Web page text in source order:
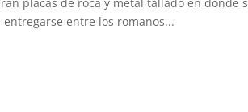
placas de roca y metal tallado en
entregarse entre los romanos...